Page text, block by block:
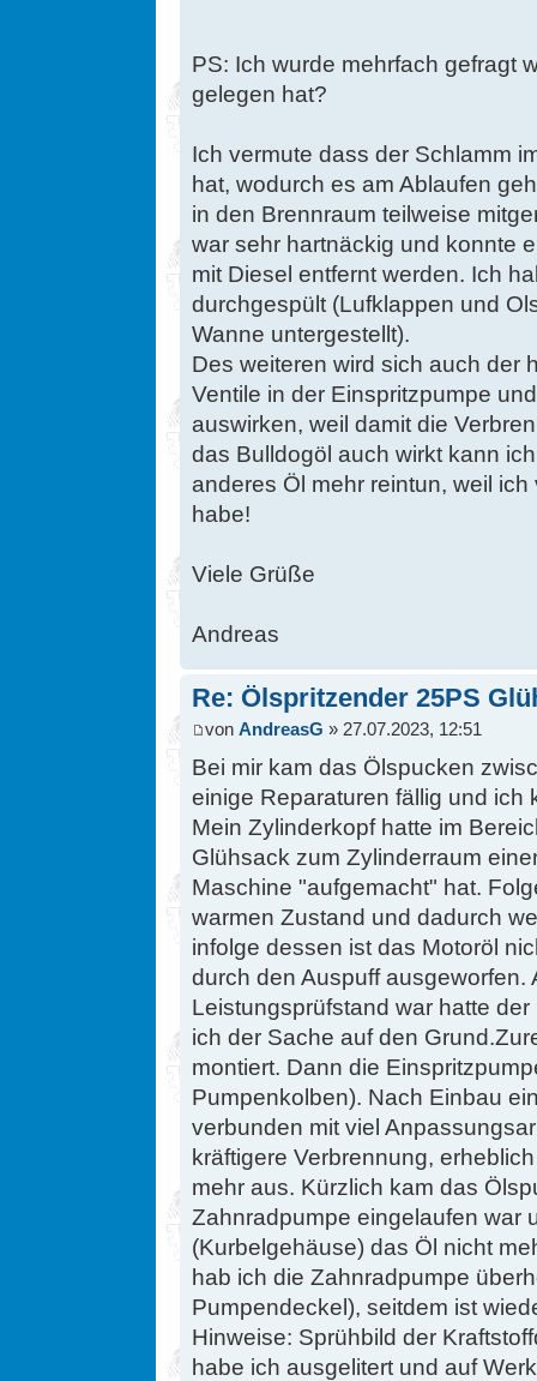
PS: Ich wurde mehrfach gefragt
gelegen hat?
Ich vermute dass der Schlamm
hat, wodurch es am Ablaufen
in den Brennraum teilweise
war sehr hartnäckig und konnte
mit Diesel entfernt werden. Ich
durchgespült (Lufklappen und
Wanne untergestellt).
Des weiteren wird sich auch der
Ventile in der Einspritzpumpe
auswirken, weil damit die
das Bulldogöl auch wirkt kann
anderes Öl mehr reintun, weil
habe!
Viele Grüße
Andreas
Re: Ölspritzender 25PS
von AndreasG » 27.07.2023, 12:51
Bei mir kam das Ölspucken
einige Reparaturen fällig und ich
Mein Zylinderkopf hatte im
Glühsack zum Zylinderraum
Maschine "aufgemacht" hat.
warmen Zustand und dadurch
infolge dessen ist das Motoröl
durch den Auspuff ausgeworfen.
Leistungsprüfstand war hatte
ich der Sache auf den
montiert. Dann die
Pumpenkolben). Nach Einbau
verbunden mit viel
kräftigere Verbrennung,
mehr aus. Kürzlich kam das
Zahnradpumpe eingelaufen war
(Kurbelgehäuse) das Öl nicht
hab ich die Zahnradpumpe
Pumpendeckel), seitdem ist
Hinweise: Sprühbild der
habe ich ausgelitert und auf